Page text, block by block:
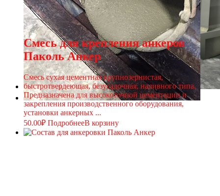
Смесь для крепления анкеров
Паколь Анкер
Смесь сухая цементная крупнозернистая,
быстротвердеющая, безусадочная, наливного типа.
Предназначена для высокоточной цементации и
закрепления производственного оборудования,
установки анкерных ...
50.00₽ ПодробнееВ корзину